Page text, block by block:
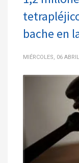
bache en
MIÉRCOLES, 06